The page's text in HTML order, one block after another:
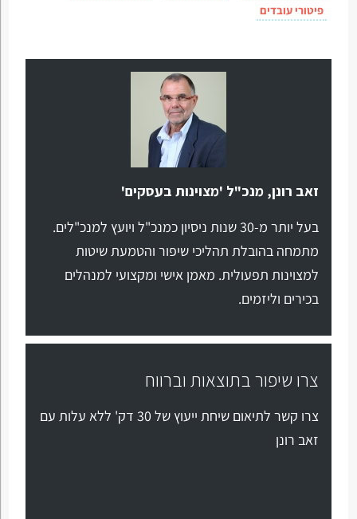
פיטורי עובדים
זאב רונן, מנכ"ל 'מצוינות בעסקים'
בעל יותר מ-30 שנות ניסיון כמנכ"ל ויועץ למנכ"לים.
מתמחה בהובלת תהליכי שיפור והטמעת שיטות
למצוינות תפעולית. מאמן אישי ומקצועי למנהלים
בכירים וליזמים.
צרו שיפור בתוצאות וברווח
צרו קשר לתיאום שיחת ייעוץ של 30 דק' ללא עלות עם
זאב רונן